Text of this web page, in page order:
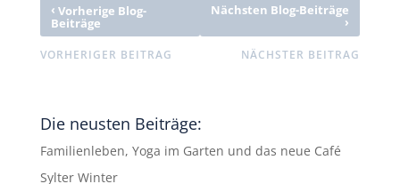
‹ Vorherige Blog-
Beiträge
VORHERIGER BEITRAG
Nächsten Blog-Beiträge
›
NÄCHSTER BEITRAG
Die neusten Beiträge:
Familienleben, Yoga im Garten und das neue Café
Sylter Winter